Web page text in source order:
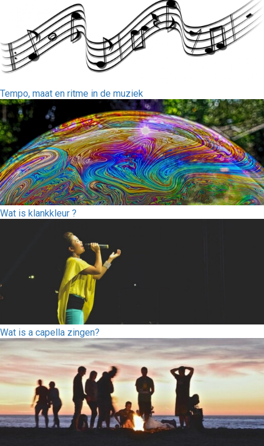
Tempo, maat en ritme in de muziek
Wat is klankkleur ?
Wat is a capella zingen?